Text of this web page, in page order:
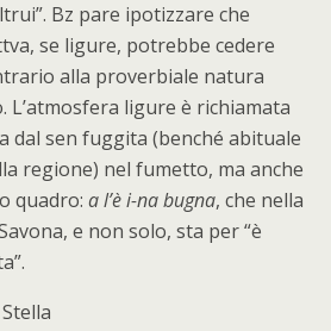
Bz pare ipotizzare che
se ligure, potrebbe cedere
alla proverbiale natura
L’atmosfera ligure è richiamata
dal sen fuggita (benché abituale
regione) nel fumetto, ma anche
quadro: a l’è i-na bugna, che nella
e non solo, sta per “è